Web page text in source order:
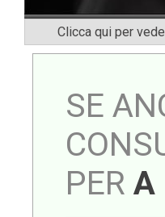
Clicca qui per
SE
PER A